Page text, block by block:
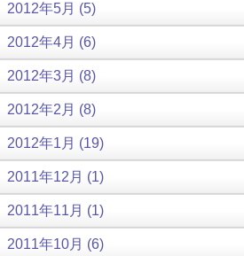
2012年5月 (5)
2012年4月 (6)
2012年3月 (8)
2012年2月 (8)
2012年1月 (19)
2011年12月 (1)
2011年11月 (1)
2011年10月 (6)